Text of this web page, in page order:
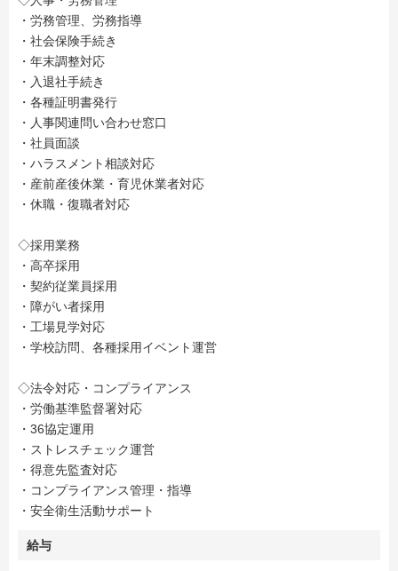
・労務管理、労務指導
・社会保険手続き
・年末調整対応
・入退社手続き
・各種証明書発行
・人事関連問い合わせ窓口
・社員面談
・ハラスメント相談対応
・産前産後休業・育児休業者対応
・休職・復職者対応
◇採用業務
・高卒採用
・契約従業員採用
・障がい者採用
・工場見学対応
・学校訪問、各種採用イベント運営
◇法令対応・コンプライアンス
・労働基準監督署対応
・36協定運用
・ストレスチェック運営
・得意先監査対応
・コンプライアンス管理・指導
・安全衛生活動サポート
給与